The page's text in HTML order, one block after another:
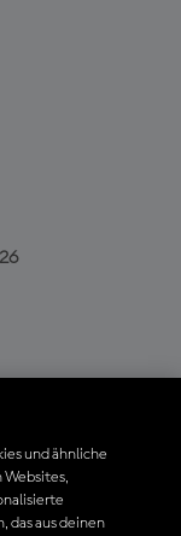
und ähnliche
das aus deinen